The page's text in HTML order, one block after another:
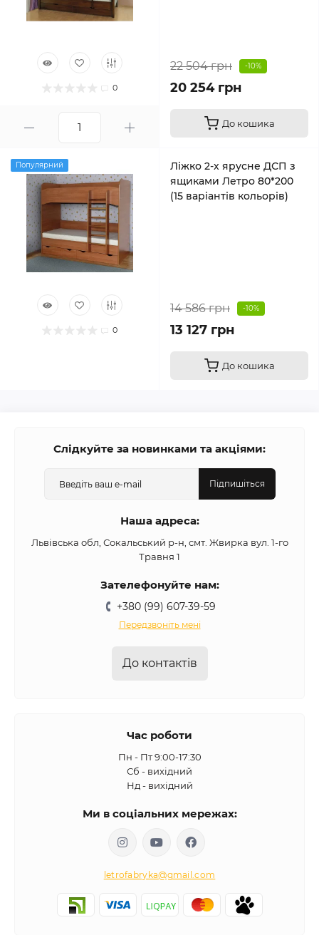
0
22 504 грн -10%
20 254 грн
До кошика
Популярний
0
Ліжко 2-х ярусне ДСП з
ящиками Летро 80*200
(15 варіантів кольорів)
14 586 грн -10%
13 127 грн
До кошика
Слідкуйте за новинками та акціями:
Підпишіться
Наша адреса:
Львівська обл, Сокальський р-н, смт. Жвирка вул. 1-го
Травня 1
Зателефонуйте нам:
+380 (99) 607-39-59
Передзвоніть мені
До контактів
Час роботи
Пн - Пт 9:00-17:30
Сб - вихідний
Нд - вихідний
Ми в соціальних мережах:
letrofabryka@gmail.com